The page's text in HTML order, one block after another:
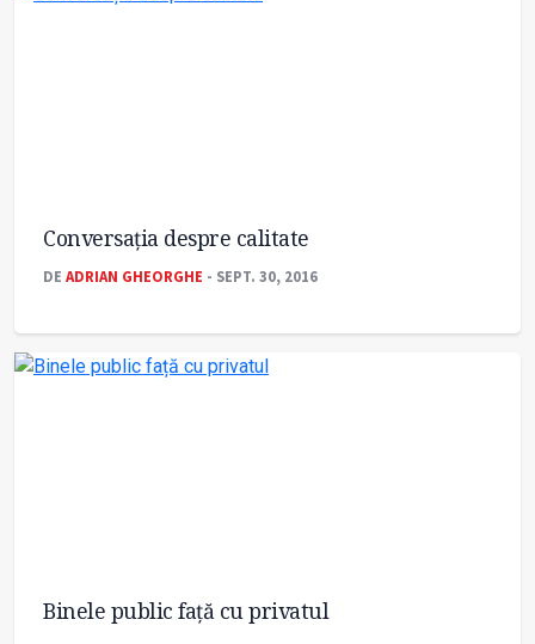
Conversația despre calitate
DE ADRIAN GHEORGHE - SEPT. 30, 2016
Binele public față cu privatul